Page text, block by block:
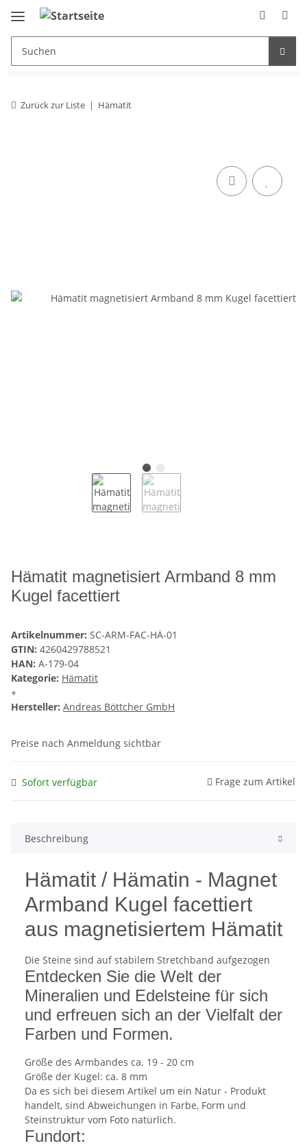
Zurück zur Liste Hämatit
Hämatit magnetisiert Armband 8 mm
Kugel facettiert
Artikelnummer: SC-ARM-FAC-HÄ-01
GTIN: 4260429788521
HAN: A-179-04
Kategorie: Hämatit
+
Hersteller: Andreas Böttcher GmbH
Preise nach Anmeldung sichtbar
Sofort verfügbar Frage zum Artikel
Beschreibung
Hämatit / Hämatin - Magnet
Armband Kugel facettiert
aus magnetisiertem Hämatit
Die Steine sind auf stabilem Stretchband aufgezogen
Entdecken Sie die Welt der
Mineralien und Edelsteine für sich
und erfreuen sich an der Vielfalt der
Farben und Formen.
Größe des Armbandes ca. 19 - 20 cm
Größe der Kugel: ca. 8 mm
Da es sich bei diesem Artikel um ein Natur - Produkt
handelt, sind Abweichungen in Farbe, Form und
Steinstruktur vom Foto natürlich.
Fundort: